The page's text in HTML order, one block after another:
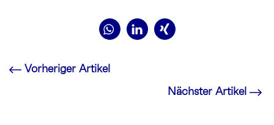
Vorheriger Artikel
Nächster Artikel